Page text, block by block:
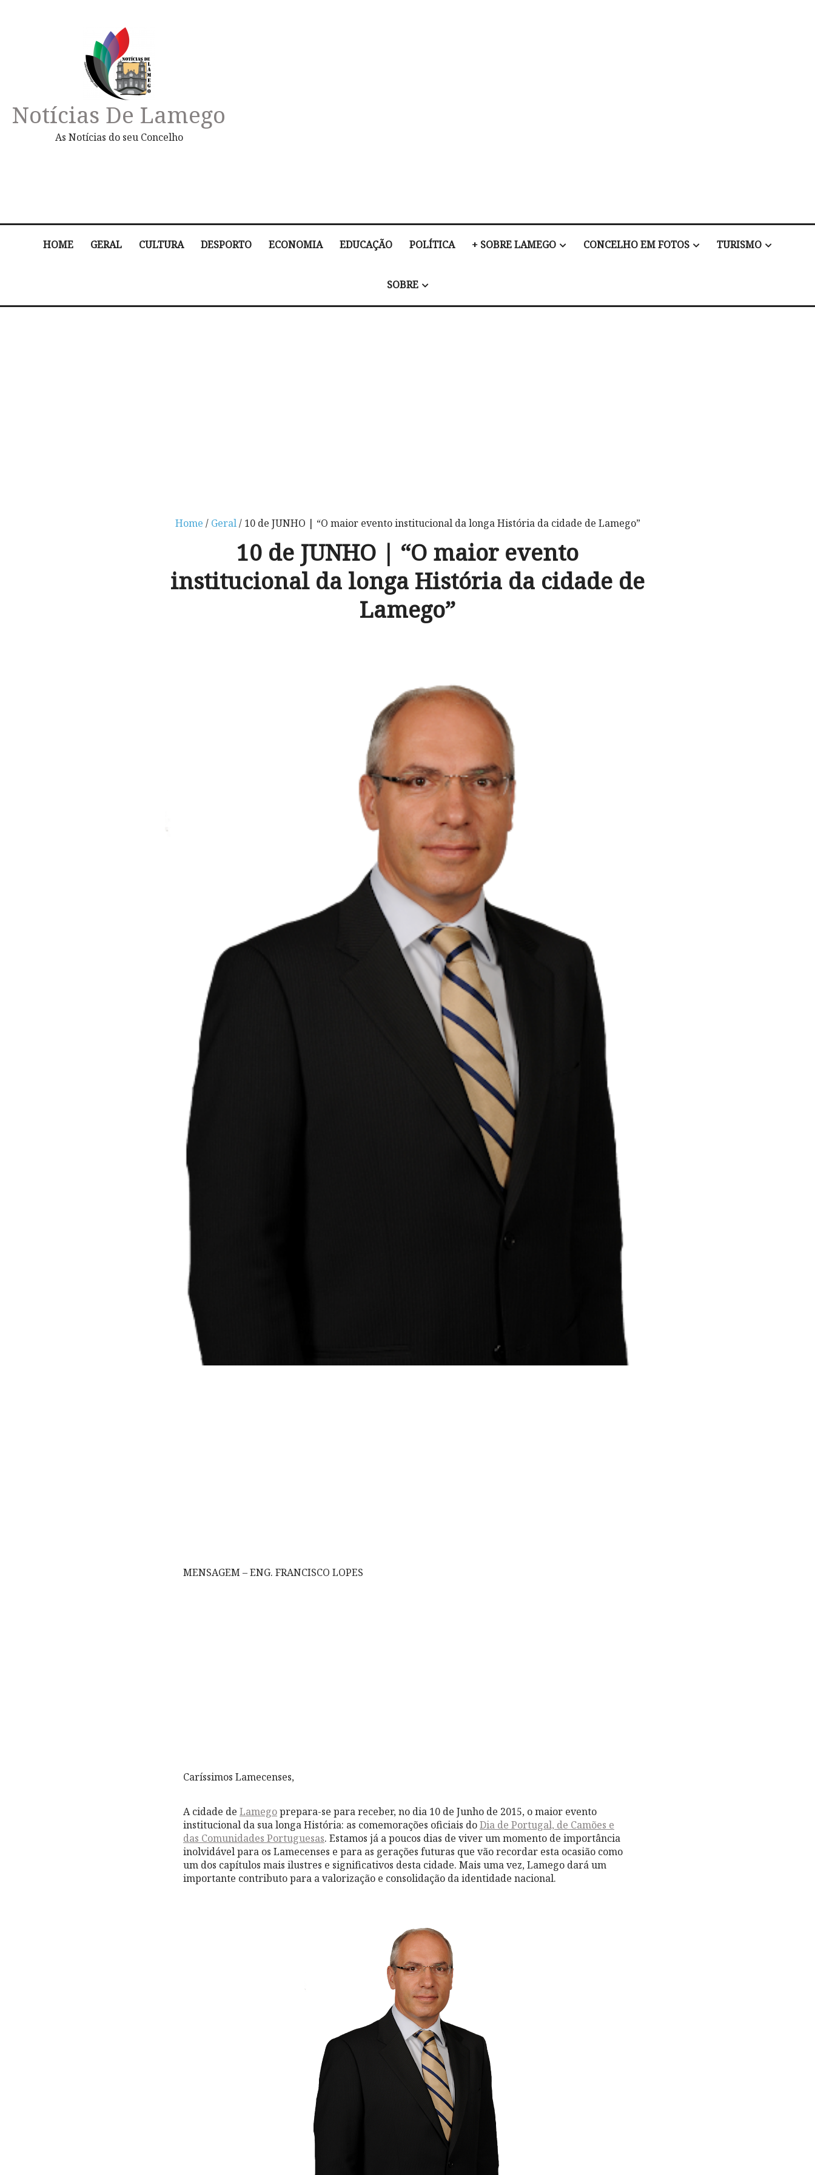
Notícias De Lamego
As Notícias do seu Concelho
HOME GERAL CULTURA DESPORTO ECONOMIA EDUCAÇÃO POLÍTICA + SOBRE LAMEGO CONCELHO EM FOTOS TURISMO
SOBRE
Home / Geral/ 10 de JUNHO | “O maior evento institucional da longa História da cidade de Lamego”
10 de JUNHO | “O maior evento
institucional da longa História da cidade de
Lamego”
MENSAGEM – ENG. FRANCISCO LOPES
Caríssimos Lamecenses,
A cidade de Lamegoprepara-se para receber, no dia 10 de Junho de 2015, o maior evento
institucional da sua longa História: as comemorações oficiais doDia de Portugal, de Camões e
das Comunidades Portuguesas. Estamos já a poucos dias de viver um momento de importância
inolvidável para os Lamecenses e para as gerações futuras que vão recordar esta ocasião como
um dos capítulos mais ilustres e significativos desta cidade. Mais uma vez, Lamego dará um
importante contributo para a valorização e consolidação da identidade nacional.